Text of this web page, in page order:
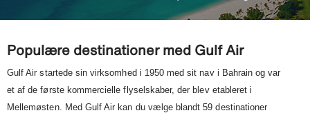
Populære destinationer med Gulf Air
Gulf Air startede sin virksomhed i 1950 med sit nav i Bahrain og var
et af de første kommercielle flyselskaber, der blev etableret i
Mellemøsten. Med Gulf Air kan du vælge blandt 59 destinationer